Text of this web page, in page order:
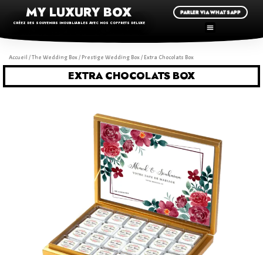
MY LUXURY BOX
CRÉEZ DES SOUVENIRS INOUBLIABLES AVEC NOS COFFRETS DELUXE
PARLER VIA WHATSAPP
Accueil /The Wedding Box/ Prestige Wedding Box/ Extra Chocolats Box
EXTRA CHOCOLATS BOX